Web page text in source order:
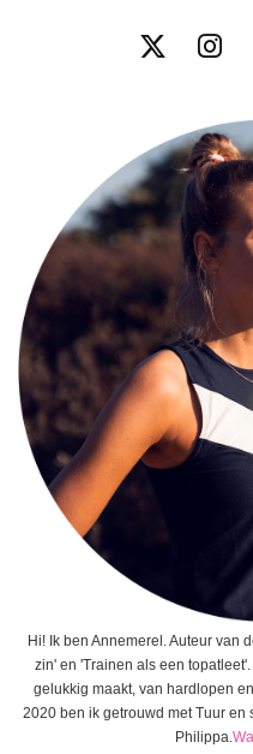
Hi! Ik ben Annemerel. Auteur van
zin' en 'Trainen als een
gelukkig maakt, van hardlopen
2020 ben ik getrouwd met Tuur
Philippa.